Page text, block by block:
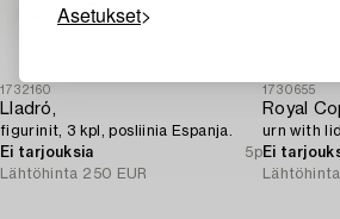
Asetukset
1732160
Lladró,
figurinit, 3 kpl, posliinia Espanja.
Ei tarjouksia
5p
Lähtöhinta 250 EUR
1730655
Royal
urn with
Ei
Lähtöhinta